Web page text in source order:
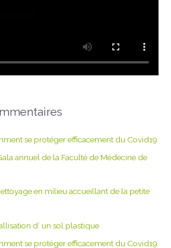
se protéger efficacement du Covid19
annuel de la Faculté de Médecine de
en milieu accueillant de la petite
d’ un sol plastique
se protéger efficacement du Covid19